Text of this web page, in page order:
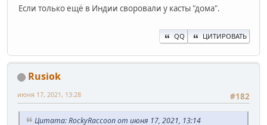
Если только ещё в Индии своровали у касты "дома".
QQ ЦИТИРОВАТЬ
Rusiok
#182
июня 17, 2021, 13:28
Цитата: RockyRaccoon от июня 17, 2021, 13:14